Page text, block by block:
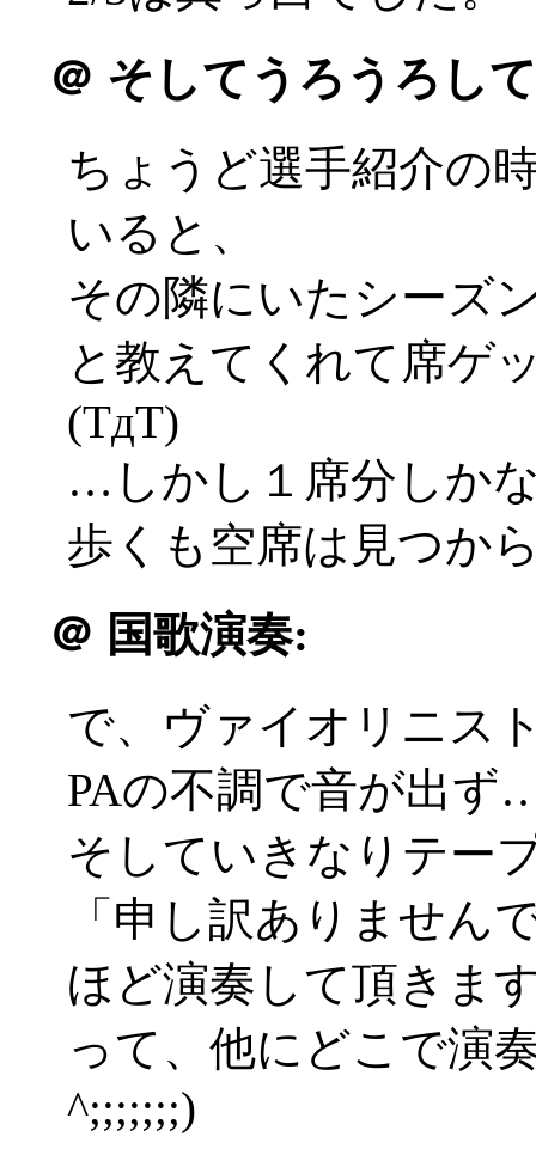
＠ そしてうろうろし
ちょうど選手紹介の
いると、
その隣にいたシーズ
と教えてくれて席ゲ
(TдT)
…しかし１席分しか
歩くも空席は見つか
＠ 国歌演奏:
で、ヴァイオリニス
PAの不調で音が出ず
そしていきなりテー
「申し訳ありません
ほど演奏して頂きま
って、他にどこで演
^;;;;;;;)